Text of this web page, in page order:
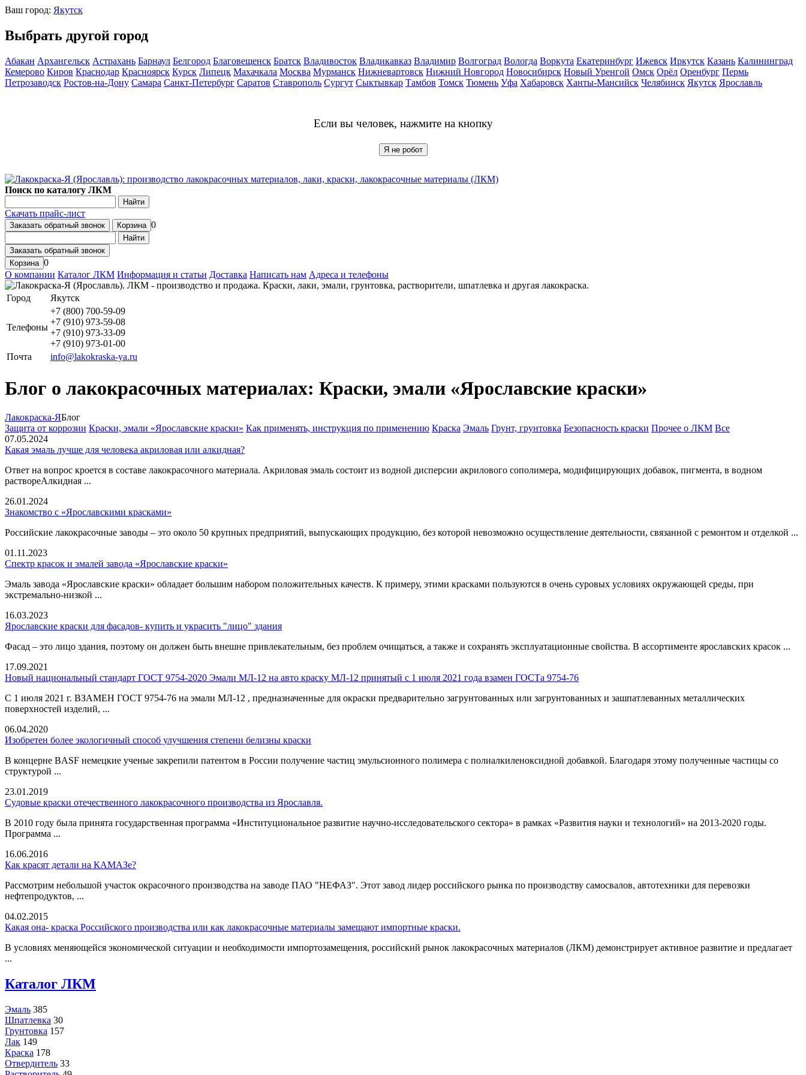
Ваш город: Якутск
Выбрать другой город
Абакан Архангельск Астрахань Барнаул Белгород Благовещенск Братск Владивосток Владикавказ Владимир Волгоград Вологда Воркута Екатеринбург Ижевск Иркутск Казань Калининград
Кемерово Киров Краснодар Красноярск Курск Липецк Махачкала Москва Мурманск Нижневартовск Нижний Новгород Новосибирск Новый Уренгой Омск Орёл Оренбург Пермь
Петрозаводск Ростов-на-Дону Самара Санкт-Петербург Саратов Ставрополь Сургут Сыктывкар Тамбов Томск Тюмень Уфа Хабаровск Ханты-Мансийск Челябинск Якутск Ярославль
Если вы человек, нажмите на кнопку
Я не робот
Поиск по каталогу ЛКМ
Найти
Скачать прайс-лист
Заказать обратный звонок Корзина 0
Найти
Заказать обратный звонок
Корзина 0
О компании Каталог ЛКМ Информация и статьи Доставка Написать нам Адреса и телефоны
Город Якутск
Телефоны
+7 (800) 700-59-09
+7 (910) 973-59-08
+7 (910) 973-33-09
+7 (910) 973-01-00
Почта
info@lakokraska-ya.ru
Блог о лакокрасочных материалах: Краски, эмали «Ярославские краски»
Лакокраска-ЯБлог
Защита от коррозии Краски, эмали «Ярославские краски» Как применять, инструкция по применению Краска Эмаль Грунт, грунтовка Безопасность краски Прочее о ЛКМ Все
07.05.2024
Какая эмаль лучше для человека акриловая или алкидная?
Ответ на вопрос кроется в составе лакокрасочного материала. Акриловая эмаль состоит из водной дисперсии акрилового сополимера, модифицирующих добавок, пигмента, в водном
раствореАлкидная ...
26.01.2024
Знакомство с «Ярославскими красками»
Российские лакокрасочные заводы – это около 50 крупных предприятий, выпускающих продукцию, без которой невозможно осуществление деятельности, связанной с ремонтом и отделкой ...
01.11.2023
Спектр красок и эмалей завода «Ярославские краски»
Эмаль завода «Ярославские краски» обладает большим набором положительных качеств. К примеру, этими красками пользуются в очень суровых условиях окружающей среды, при
экстремально-низкой ...
16.03.2023
Ярославские краски для фасадов- купить и украсить "лицо" здания
Фасад – это лицо здания, поэтому он должен быть внешне привлекательным, без проблем очищаться, а также и сохранять эксплуатационные свойства. В ассортименте ярославских красок ...
17.09.2021
Новый национальный стандарт ГОСТ 9754-2020 Эмали МЛ-12 на авто краску МЛ-12 принятый с 1 июля 2021 года взамен ГОСТа 9754-76
С 1 июля 2021 г. ВЗАМЕН ГОСТ 9754-76 на эмали МЛ-12 , предназначенные для окраски предварительно загрунтованных или загрунтованных и зашпатлеванных металлических
поверхностей изделий, ...
06.04.2020
Изобретен более экологичный способ улучшения степени белизны краски
В концерне BASF немецкие ученые закрепили патентом в России получение частиц эмульсионного полимера с полиалкиленоксидной добавкой. Благодаря этому полученные частицы со
структурой ...
23.01.2019
Судовые краски отечественного лакокрасочного производства из Ярославля.
В 2010 году была принята государственная программа «Институциональное развитие научно-исследовательского сектора» в рамках «Развития науки и технологий» на 2013-2020 годы.
Программа ...
16.06.2016
Как красят детали на КАМАЗе?
Рассмотрим небольшой участок окрасочного производства на заводе ПАО "НЕФАЗ". Этот завод лидер российского рынка по производству самосвалов, автотехники для перевозки
нефтепродуктов, ...
04.02.2015
Какая она- краска Российского производства или как лакокрасочные материалы замещают импортные краски.
В условиях меняющейся экономической ситуации и необходимости импортозамещения, российский рынок лакокрасочных материалов (ЛКМ) демонстрирует активное развитие и предлагает
...
Каталог ЛКМ
Эмаль 385
Шпатлевка 30
Грунтовка 157
Лак 149
Краска 178
Отвердитель 33